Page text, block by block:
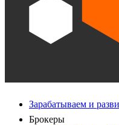
Зарабатываем и
Брокеры